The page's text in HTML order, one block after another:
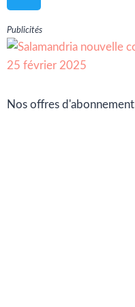
Publicités
Nos offres d'abonnement